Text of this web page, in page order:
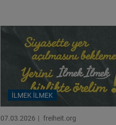
İLMEK İLMEK
07.03.2026 freiheit.org
Embed
Typeform
Embed